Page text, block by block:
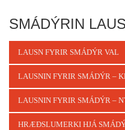
SMÁDÝRIN
LAUSN FYRIR SMÁDÝR VAL
LAUSNIN FYRIR SMÁDÝR –
LAUSNIN FYRIR SMÁDÝR –
HRÆÐSLUMERKI HJÁ